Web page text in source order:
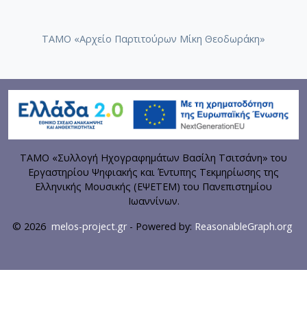
ΤΑΜΟ «Αρχείο Παρτιτούρων Μίκη Θεοδωράκη»
ΤΑΜΟ «Συλλογή Ηχογραφημάτων Βασίλη Τσιτσάνη» του
Εργαστηρίου Ψηφιακής και Έντυπης Τεκμηρίωσης της
Ελληνικής Μουσικής (ΕΨΕΤΕΜ) του Πανεπιστημίου
Ιωαννίνων.
© 2026 melos-project.gr- Powered by: ReasonableGraph.org